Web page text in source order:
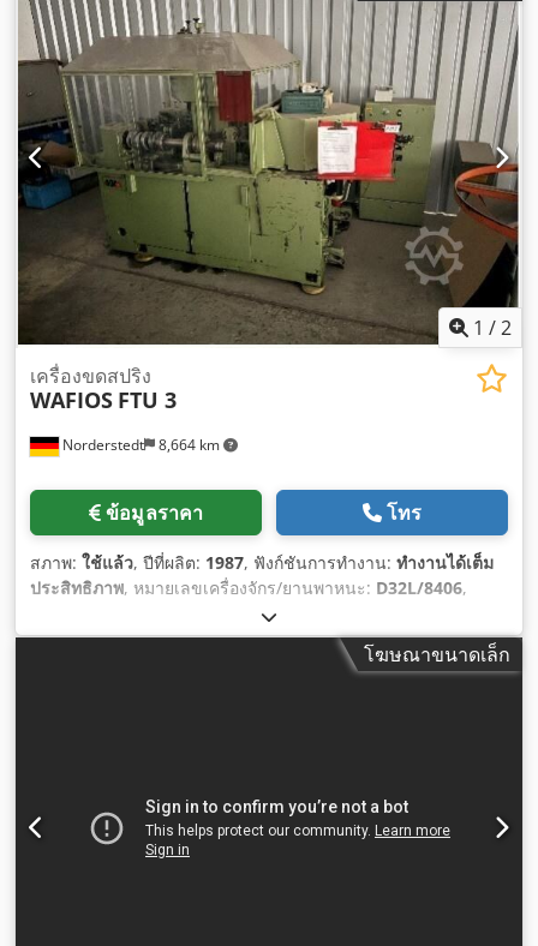
1 /2
Norderstedt 8,664 km
เครื่องขดสปริง
WAFIOS FTU 3
ข้อมูลราคา โทร
สภาพ: ใช้แล้ว, ปีที่ผลิต: 1987, ฟังก์ชันการทำงาน: ทำงานได้เต็ม
ประสิทธิภาพ, หมายเลขเครื่องจักร/ยานพาหนะ: D32L/8406,
โฆษณาขนาดเล็ก